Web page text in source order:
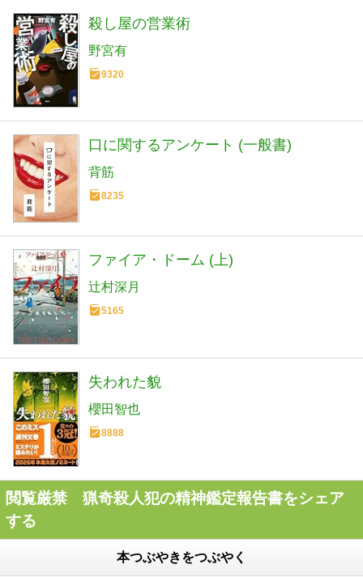
殺し屋の営業術
野宮有
9320
口に関するアンケート (一般書)
背筋
8235
ファイア・ドーム (上)
辻村深月
5165
失われた貌
櫻田智也
8888
閲覧厳禁 猟奇殺人犯の精神鑑定報告書をシェア
する
本つぶやきをつぶやく